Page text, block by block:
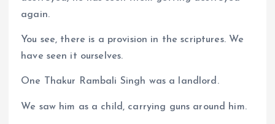
again.
You see, there is a provision in the scriptures. We
have seen it ourselves.
One Thakur Rambali Singh was a landlord.
We saw him as a child, carrying guns around him.